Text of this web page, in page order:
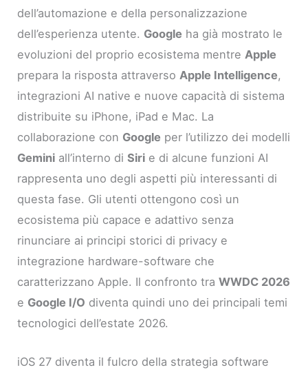
dell’automazione e della personalizzazione
dell’esperienza utente. Google ha già mostrato le
evoluzioni del proprio ecosistema mentre Apple
prepara la risposta attraverso Apple Intelligence,
integrazioni AI native e nuove capacità di sistema
distribuite su iPhone, iPad e Mac. La
collaborazione con Google per l’utilizzo dei modelli
Gemini all’interno diSiri e di alcune funzioni AI
rappresenta uno degli aspetti più interessanti di
questa fase. Gli utenti ottengono così un
ecosistema più capace e adattivo senza
rinunciare ai principi storici di privacy e
integrazione hardware-software che
caratterizzano Apple. Il confronto traWWDC 2026
e Google I/O diventa quindi uno dei principali temi
tecnologici dell’estate 2026.
iOS 27 diventa il fulcro della strategia software